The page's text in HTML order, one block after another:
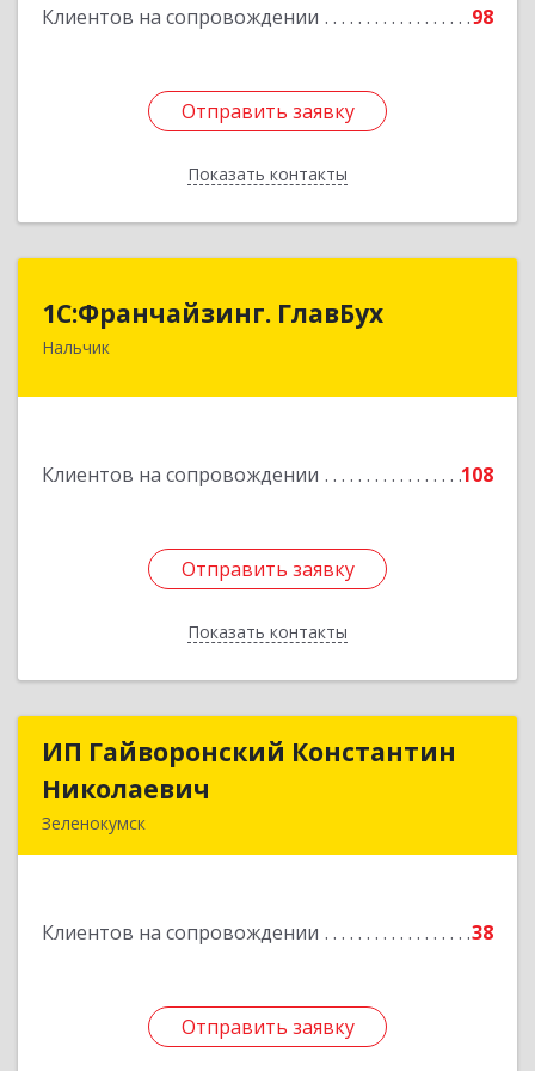
Клиентов на сопровождении 98
Отправить заявку
Показать контакты
Отправить заявку
Назад
1С:Франчайзинг. ГлавБух
Нальчик
Клиентов на сопровождении 108
Отправить заявку
Показать контакты
1С:Франчайзинг. ГлавБух
360000, Кабардино-Балкарская Респ, Нальчик г,
Отправить заявку
Назад
ИП Гайворонский Константин
Николаевич
Зеленокумск
Клиентов на сопровождении 38
Отправить заявку
ИП Гайворонский Константин
Подробнее
Отправить заявку